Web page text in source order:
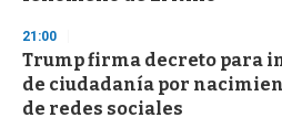
21:00
Trump firma decreto para
de ciudadanía por
de redes sociales